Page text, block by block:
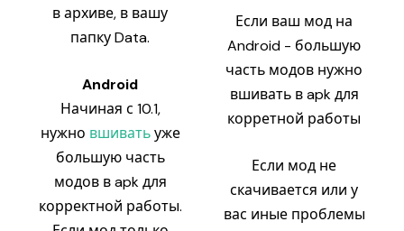
в архиве, в вашу
папку Data.
Android
Начиная с 10.1,
нужно вшиватьуже
большую часть
модов в apk для
корректной работы.
Если ваш мод на
Android - большую
часть модов нужно
вшивать в apk для
корретной работы
Если мод не
скачивается или у
вас иные проблемы